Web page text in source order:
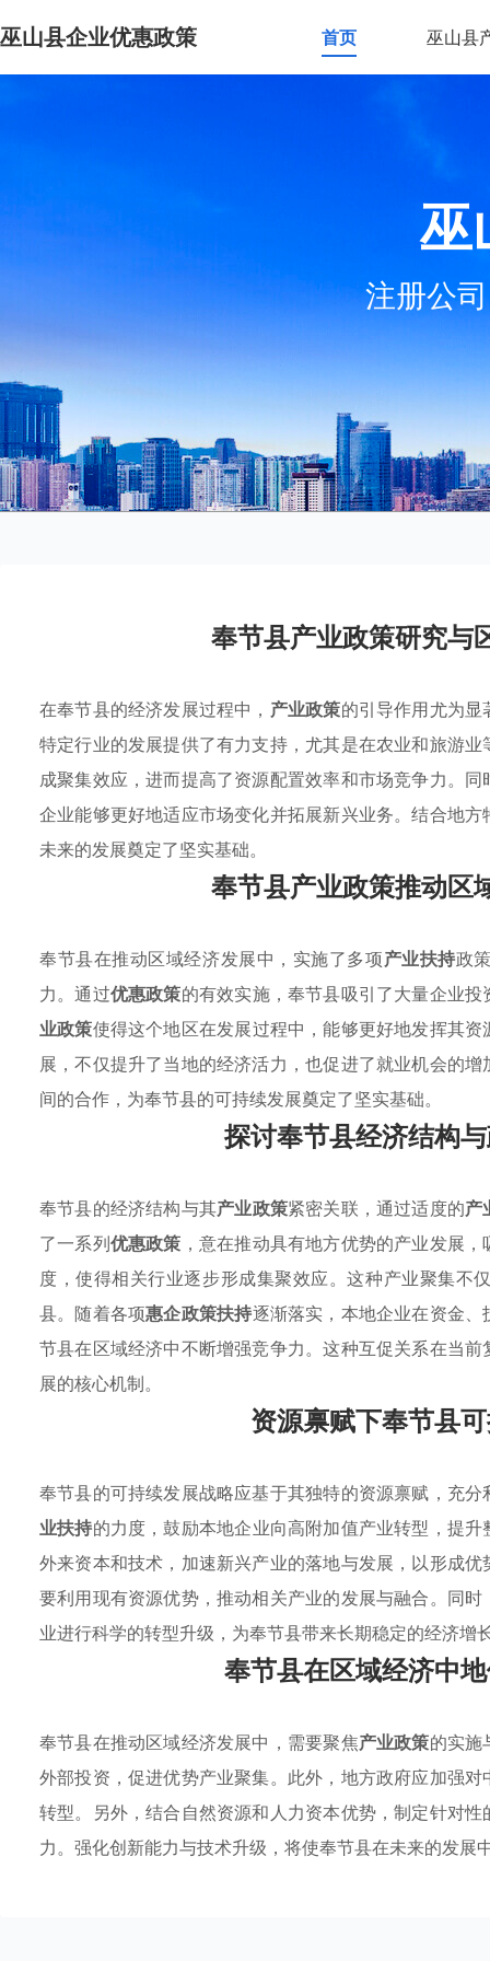
巫山县企业优惠政策 首页 巫山县
巫
注册公
奉节县产业政策研究与
在奉节县的经济发展过程中， 产业政策的引导作用尤为
特定行业的发展提供了有力支持，尤其是在农业和旅游
成聚集效应，进而提高了资源配置效率和市场竞争力。同
企业能够更好地适应市场变化并拓展新兴业务。结合地
未来的发展奠定了坚实基础。
奉节县产业政策推动区
奉节县在推动区域经济发展中，实施了多项产业扶持政
力。通过优惠政策的有效实施，奉节县吸引了大量企业
业政策使得这个地区在发展过程中，能够更好地发挥其
展，不仅提升了当地的经济活力，也促进了就业机会的
间的合作，为奉节县的可持续发展奠定了坚实基础。
探讨奉节县经济结构
奉节县的经济结构与其产业政策紧密关联，通过适度的产
了一系列优惠政策 ，意在推动具有地方优势的产业发展
度，使得相关行业逐步形成集聚效应。这种产业聚集不
县。随着各项惠企政策扶持逐渐落实，本地企业在资金
节县在区域经济中不断增强竞争力。这种互促关系在当
展的核心机制。
资源禀赋下奉节县
奉节县的可持续发展战略应基于其独特的资源禀赋，充
业扶持的力度，鼓励本地企业向高附加值产业转型，提
外来资本和技术，加速新兴产业的落地与发展，以形成
要利用现有资源优势，推动相关产业的发展与融合。同时
业进行科学的转型升级，为奉节县带来长期稳定的经济增
奉节县在区域经济中
奉节县在推动区域经济发展中，需要聚焦产业政策的实施
外部投资，促进优势产业聚集。此外，地方政府应加强对
转型。另外，结合自然资源和人力资本优势，制定针对
力。强化创新能力与技术升级，将使奉节县在未来的发